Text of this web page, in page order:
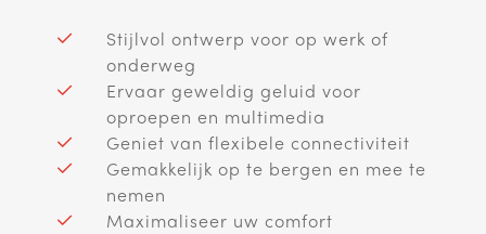
Stijlvol ontwerp voor op werk of
onderweg
Ervaar geweldig geluid voor
oproepen en multimedia
Geniet van flexibele connectiviteit
Gemakkelijk op te bergen en mee te
nemen
Maximaliseer uw comfort